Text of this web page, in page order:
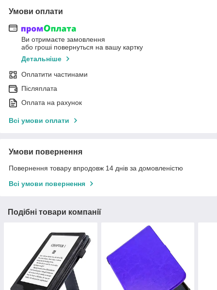
Умови оплати
Ви отримаєте замовлення
або гроші повернуться на вашу картку
Детальніше
Оплатити частинами
Післяплата
Оплата на рахунок
Всі умови оплати
Умови повернення
Повернення товару впродовж 14 днів за домовленістю
Всі умови повернення
Подібні товари компанії